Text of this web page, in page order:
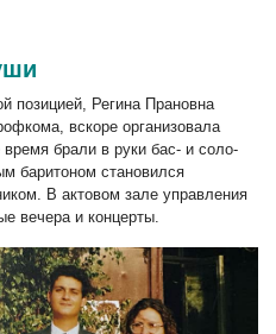
позицией, Регина Прановна
вскоре организовала
брали в руки бас- и соло-
баритоном становился
В актовом зале управления
вечера и концерты.